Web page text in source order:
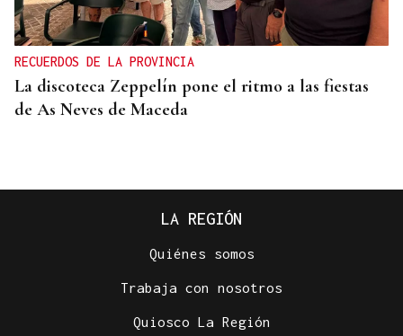
RECUERDOS DE LA PROVINCIA
La discoteca Zeppelín pone el ritmo a las fiestas
de As Neves de Maceda
Chicho Outeiriño
LA REGIÓN
Quiénes somos
Trabaja con nosotros
Quiosco La Región